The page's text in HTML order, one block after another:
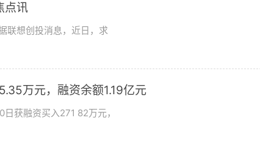
点讯
联想创投消息，近日，求
万元，融资余额1.19亿元
获融资买入271 82万元，